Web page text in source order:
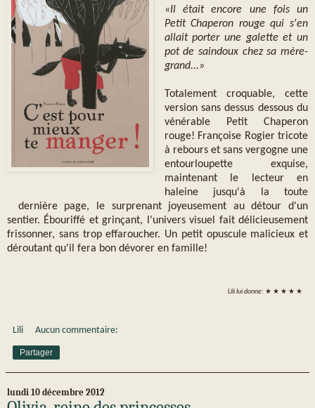
«Il était encore une fois un
Petit Chaperon rouge qui s'en
allait porter une galette et un
pot de saindoux chez sa mère-
grand...»
Totalement croquable, cette
version sans dessus dessous du
vénérable Petit Chaperon
rouge! Françoise Rogier tricote
à rebours et sans vergogne une
entourloupette exquise,
maintenant le lecteur en
haleine jusqu'à la toute
dernière page, le surprenant joyeusement au détour d'un
sentier. Ébouriffé et grinçant, l'univers visuel fait délicieusement
frissonner, sans trop effaroucher. Un petit opuscule malicieux et
déroutant qu'il fera bon dévorer en famille!
Lililui donne: ★ ★ ★ ★ ★
Lili Aucun commentaire:
Partager
lundi 10 décembre 2012